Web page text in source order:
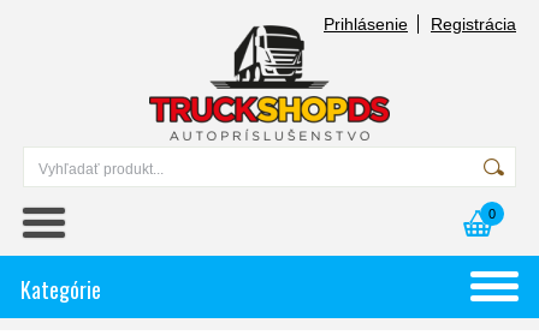
Prihlásenie Registrácia
0
Kategórie